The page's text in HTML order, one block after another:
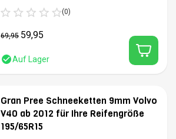
(0)
69,95 59,95
Auf Lager
Gran Pree Schneeketten 9mm Volvo
V40 ab 2012 für Ihre Reifengröße
195/65R15